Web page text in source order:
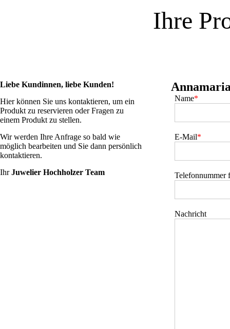
Ihre
Liebe Kundinnen, liebe Kunden!
Hier können Sie uns kontaktieren, um ein
Produkt zu reservieren oder Fragen zu
einem Produkt zu stellen.
Wir werden Ihre Anfrage so bald wie
möglich bearbeiten und Sie dann persönlich
kontaktieren.
IhrJuwelier Hochholzer Team
Name*
E-Mail*
Telefonnummer
Nachricht